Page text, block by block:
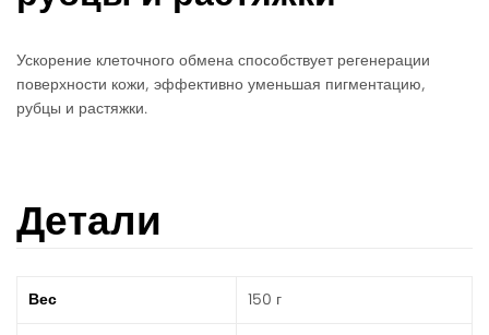
Ускорение клеточного обмена способствует регенерации
поверхности кожи, эффективно уменьшая пигментацию,
рубцы и растяжки.
Детали
Вес 150 г